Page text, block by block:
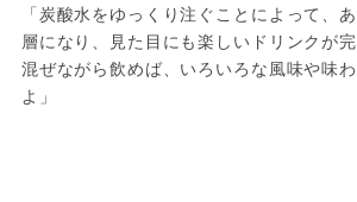
「炭酸水をゆっくり注ぐことによって、
層になり、見た目にも楽しいドリンクが
混ぜながら飲めば、いろいろな風味や味
よ」